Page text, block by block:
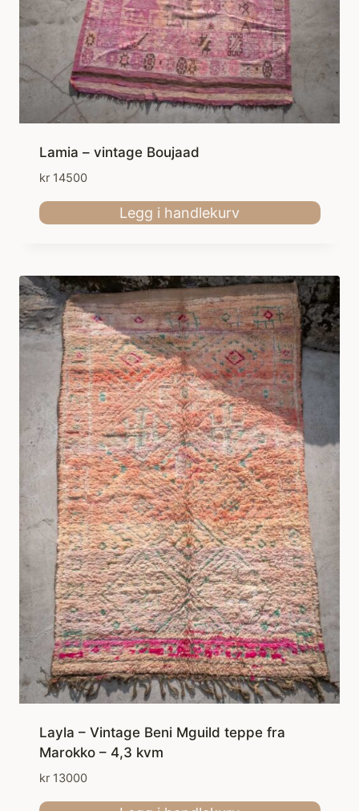
Lamia – vintage Boujaad
kr14500
Legg i handlekurv
Layla – Vintage Beni Mguild teppe fra
Marokko – 4,3 kvm
kr13000